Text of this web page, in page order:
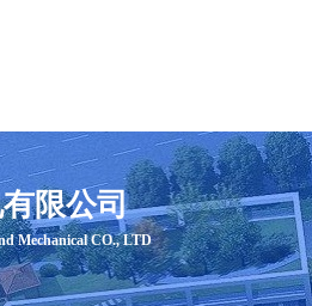
限公司
Mechanical CO., LTD